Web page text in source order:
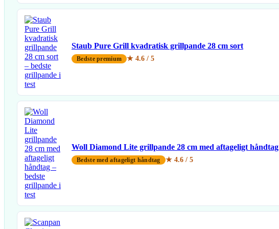
Staub Pure Grill kvadratisk grillpande 28 cm sort
Bedste premium ★ 4.6 / 5
Woll Diamond Lite grillpande 28 cm med aftageligt håndtag
Bedste med aftageligt håndtag ★ 4.6 / 5